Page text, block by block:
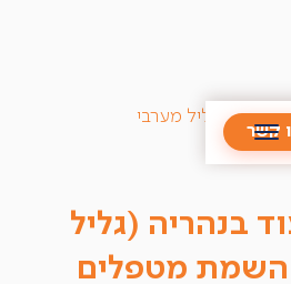
קשר
/ סניף גליל מערבי
בנהריה (גליל
השמת מטפלים